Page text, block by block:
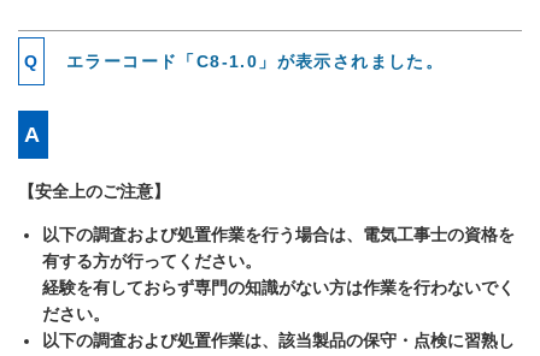
エラーコード「C8-1.0」が表示されました。
【安全上のご注意】
以下の調査および処置作業を行う場合は、電気工事士の資格を
有する方が行ってください。
経験を有しておらず専門の知識がない方は作業を行わないでく
ださい。
以下の調査および処置作業は、該当製品の保守・点検に習熟し